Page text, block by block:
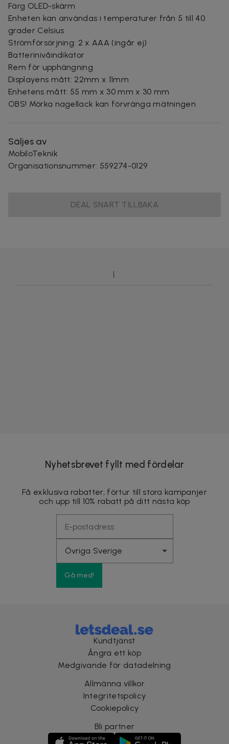
Färg OLED-skärm
Enheten kan användas i temperaturer från 5 till 40
grader Celsius
Strömförsörjning: 2 x AAA (ingår ej)
Batterinivåindikator
Rem för upphängning
Displayens mått: 22mm x 11mm
Enhetens mått: 55 mm x 30 mm x 30 mm
OBS! Mörka nagellack kan förvränga mätningen
Säljes av
MobiloTeknik
Organisationsnummer: 559274-0129
DEAL SNART TILLBAKA
Nyhetsbrevet fyllt med fördelar
Få exklusiva rabatter, förtur till stora kampanjer
och upp till 10% rabatt på ditt nästa köp
Gå med!
Kundtjänst
Ångra ett köp
Medgivande för datadelning
Allmänna villkor
Integritetspolicy
Cookiepolicy
Bli partner